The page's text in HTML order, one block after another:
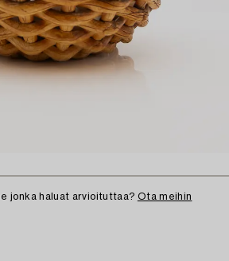
jonka haluat arvioituttaa? Ota meihin